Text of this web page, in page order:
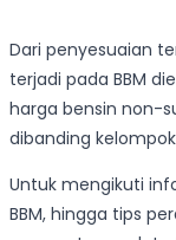
Dari penyesuaian
terjadi pada BBM
harga bensin non-
dibanding
Untuk mengikuti
BBM, hingga tips